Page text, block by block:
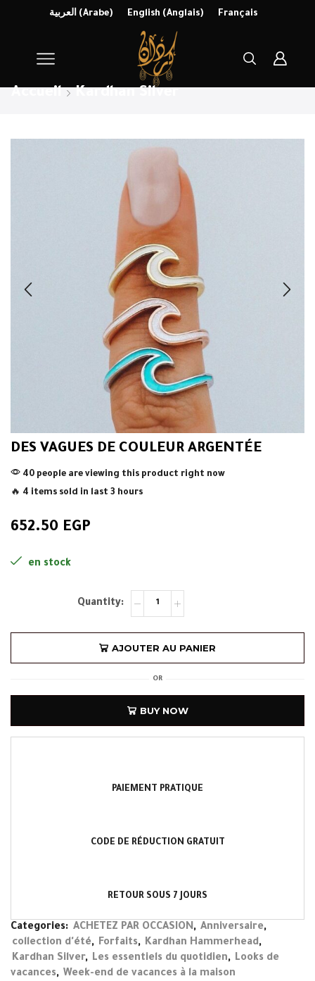
العربية (Arabe) English (Anglais) Français
DES VAGUES DE COULEUR ARGENTÉE
40 people are viewing this product right now
🔥 4 items sold in last 3 hours
652.50 EGP
en stock
AJOUTER AU PANIER
OR
BUY NOW
PAIEMENT PRATIQUE
CODE DE RÉDUCTION GRATUIT
RETOUR SOUS 7 JOURS
Categories: ACHETEZ PAR OCCASION, Anniversaire,
collection d'été, Forfaits, Kardhan Hammerhead,
Kardhan Silver, Les essentiels du quotidien, Looks de
vacances, Week-end de vacances à la maison